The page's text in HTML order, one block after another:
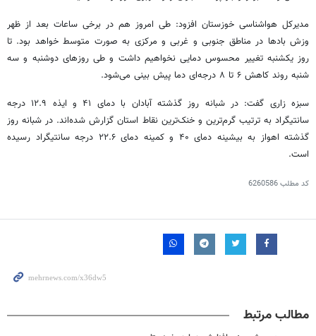
مدیرکل هواشناسی خوزستان افزود: طی امروز هم در برخی ساعات بعد از ظهر
وزش بادها در مناطق جنوبی و غربی و مرکزی به صورت متوسط خواهد بود. تا
روز یکشنبه تغییر محسوس دمایی نخواهیم داشت و طی روزهای دوشنبه و سه
شنبه روند کاهش ۶ تا ۸ درجه‌ای دما پیش بینی می‌شود.
سبزه زاری گفت: در شبانه روز گذشته آبادان با دمای ۴۱ و ایذه ۱۲.۹ درجه
سانتیگراد به ترتیب گرم‌ترین و خنک‌ترین نقاط استان گزارش شده‌اند. در شبانه روز
گذشته اهواز به بیشینه دمای ۴۰ و کمینه دمای ۲۲.۶ درجه سانتیگراد رسیده
است.
کد مطلب6260586
مطالب مرتبط